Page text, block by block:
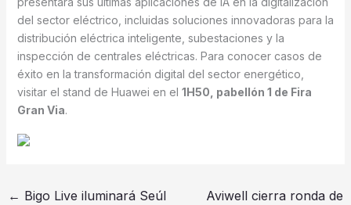
del sector eléctrico, incluidas soluciones innovadoras para la
distribución eléctrica inteligente, subestaciones y la
inspección de centrales eléctricas. Para conocer casos de
éxito en la transformación digital del sector energético,
visitar el stand de Huawei en el 1H50, pabellón 1 de Fira
Gran Via.
← Bigo Live iluminará Seúl
Aviwell cierra ronda de